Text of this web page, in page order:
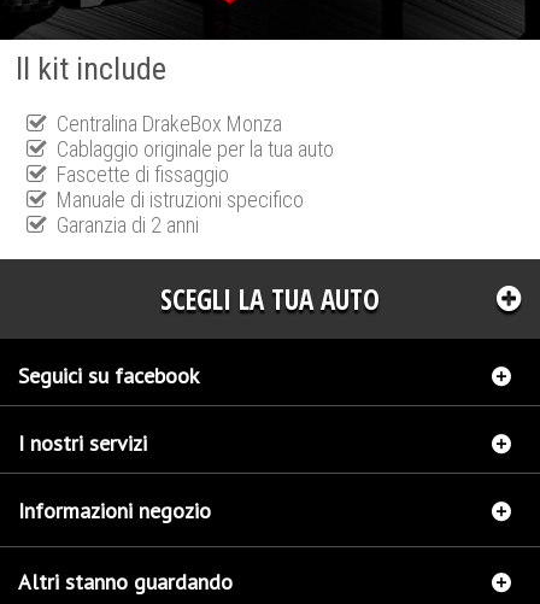
Il kit include
Centralina DrakeBox Monza
Cablaggio originale per la tua auto
Fascette di fissaggio
Manuale di istruzioni specifico
Garanzia di 2 anni
SCEGLI LA TUA AUTO
Seguici su facebook
I nostri servizi
Informazioni negozio
Altri stanno guardando